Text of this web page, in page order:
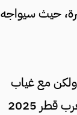
حيث سيواجه
ولكن مع غياب
يزن النعيمات بسبب إصابته بقطع في الرباط الصليبي خلال المشاركة في بطولة كأس العرب قطر 2025